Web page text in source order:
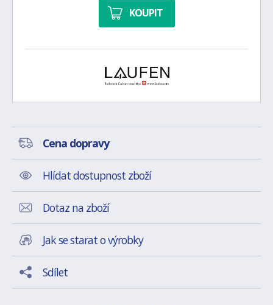
KOUPIT
Cena dopravy
Hlídat dostupnost zboží
Dotaz na zboží
Jak se starat o výrobky
Sdílet